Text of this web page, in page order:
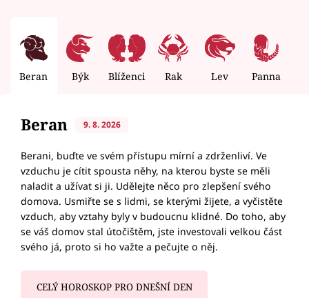
Beran Býk Blíženci Rak Lev Panna
Beran 9. 8. 2026
Berani, buďte ve svém přístupu mírní a zdrženliví. Ve
vzduchu je cítit spousta něhy, na kterou byste se měli
naladit a užívat si ji. Udělejte něco pro zlepšení svého
domova. Usmiřte se s lidmi, se kterými žijete, a vyčistěte
vzduch, aby vztahy byly v budoucnu klidné. Do toho, aby
se váš domov stal útočištěm, jste investovali velkou část
svého já, proto si ho važte a pečujte o něj.
CELÝ HOROSKOP PRO DNEŠNÍ DEN